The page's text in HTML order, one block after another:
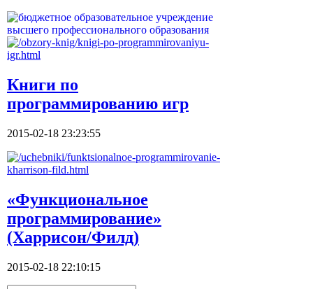
Книги по
программированию игр
2015-02-18 23:23:55
«Функциональное
программирование»
(Харрисон/Филд)
2015-02-18 22:10:15